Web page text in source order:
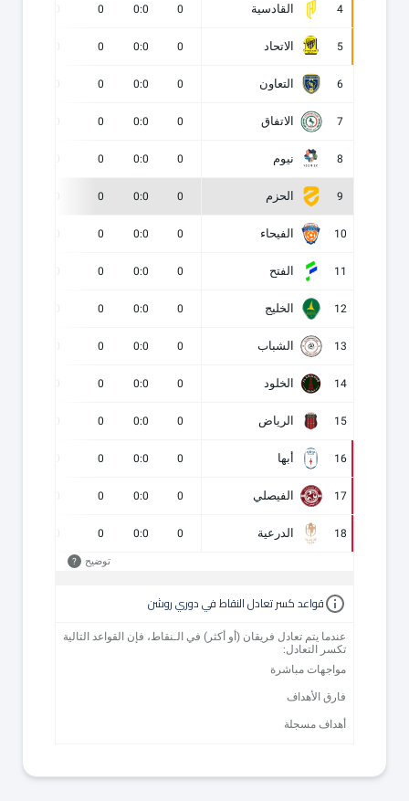
4 القادسية 0
0:0
0
5 الاتحاد 0
0:0
0
6 التعاون 0
0:0
0
7 الاتفاق 0
0:0
0
8 نيوم 0
0:0
0
9 الحزم 0
0:0
0
10 الفيحاء 0
0:0
0
11 الفتح 0
0:0
0
12 الخليج 0
0:0
0
13 الشباب 0
0:0
0
14 الخلود 0
0:0
0
15 الرياض 0
0:0
0
16 أبها 0
0:0
0
17 الفيصلي 0
0:0
0
18 الدرعية 0
0:0
0
توضيح ?
قواعد كسر تعادل النقاط في دوري روشن
عندما يتم تعادل فريقان (أو أكثر) في الـنقاط، فإن القواعد التالية
تكسر التعادل:
مواجهات مباشرة
فارق الأهداف
أهداف مسجلة